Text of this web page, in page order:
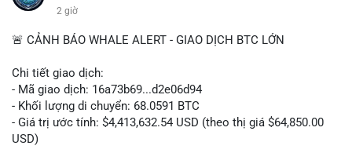
2 giờ
🚨 CẢNH BÁO WHALE ALERT - GIAO DỊCH BTC LỚN
Chi tiết giao dịch:
- Mã giao dịch: 16a73b69...d2e06d94
- Khối lượng di chuyển: 68.0591 BTC
- Giá trị ước tính: $4,413,632.54 USD (theo thị giá $64,850.00
USD)